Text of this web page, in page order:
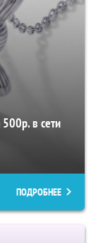
в сети
ПОДРОБНЕЕ